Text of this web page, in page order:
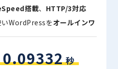
搭載、 HTTP/3対応
いWordPressをオールインワ
0.09332秒